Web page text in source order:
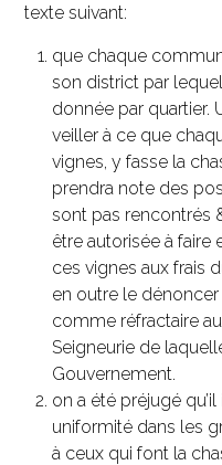
texte suivant:
que chaque
son district par
donnée par quartier.
veiller à ce que
vignes, y fasse la
prendra note des
sont pas rencontrés
être autorisée à faire
ces vignes aux frais
en outre le dénoncer
comme réfractaire
Seigneurie de
Gouvernement.
on a été préjugé
uniformité dans les
à ceux qui font la